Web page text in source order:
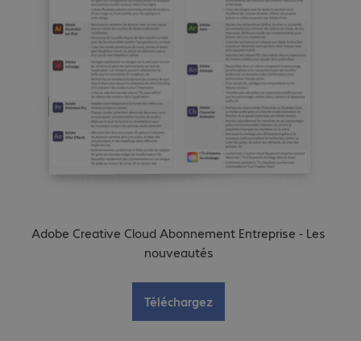
Adobe Creative Cloud Abonnement Entreprise - Les
nouveautés
Téléchargez